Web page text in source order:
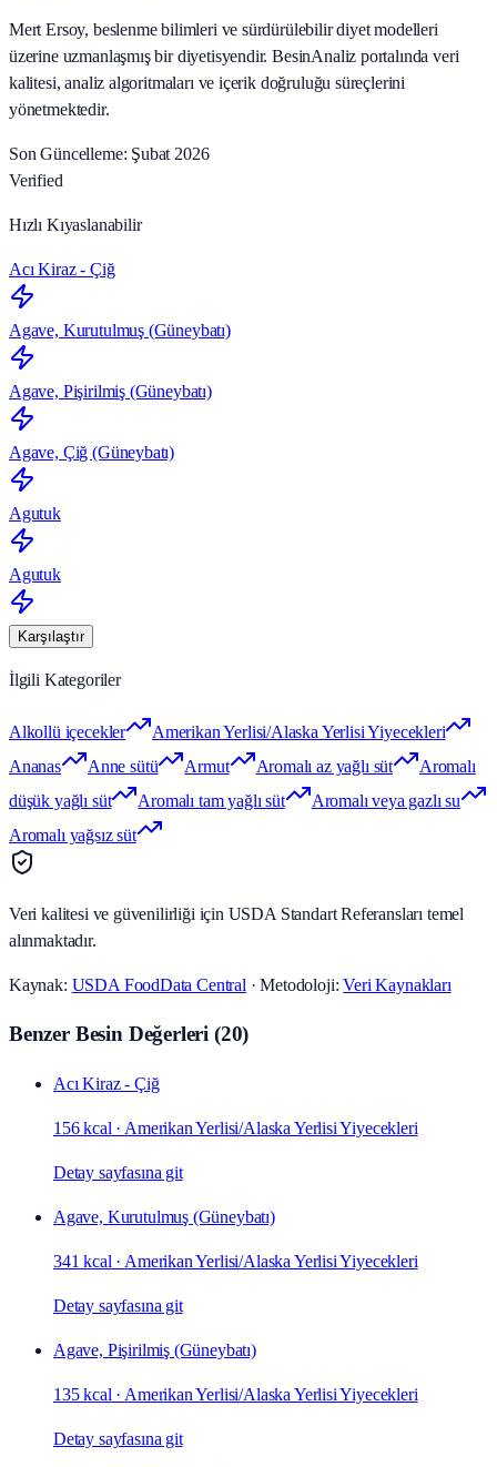
Mert Ersoy, beslenme bilimleri ve sürdürülebilir diyet modelleri
üzerine uzmanlaşmış bir diyetisyendir. BesinAnaliz portalında veri
kalitesi, analiz algoritmaları ve içerik doğruluğu süreçlerini
yönetmektedir.
Son Güncelleme: Şubat 2026
Verified
Hızlı Kıyaslanabilir
Acı Kiraz - Çiğ
Agave, Kurutulmuş (Güneybatı)
Agave, Pişirilmiş (Güneybatı)
Agave, Çiğ (Güneybatı)
Agutuk
Agutuk
Karşılaştır
İlgili Kategoriler
Alkollü içecekler
Amerikan Yerlisi/Alaska Yerlisi Yiyecekleri
Ananas
Anne sütü Armut Aromalı az yağlı süt
Aromalı
düşük yağlı süt
Aromalı tam yağlı süt
Aromalı veya gazlı su
Aromalı yağsız süt
Veri kalitesi ve güvenilirliği için USDA Standart Referansları temel
alınmaktadır.
Kaynak: USDA FoodData Central · Metodoloji:Veri Kaynakları
Benzer Besin Değerleri (20)
Acı Kiraz - Çiğ
156 kcal · Amerikan Yerlisi/Alaska Yerlisi Yiyecekleri
Detay sayfasına git
Agave, Kurutulmuş (Güneybatı)
341 kcal · Amerikan Yerlisi/Alaska Yerlisi Yiyecekleri
Detay sayfasına git
Agave, Pişirilmiş (Güneybatı)
135 kcal · Amerikan Yerlisi/Alaska Yerlisi Yiyecekleri
Detay sayfasına git